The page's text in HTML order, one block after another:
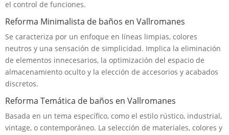
el control de funciones.
Reforma Minimalista de baños en Vallromanes
Se caracteriza por un enfoque en líneas limpias, colores
neutros y una sensación de simplicidad. Implica la eliminación
de elementos innecesarios, la optimización del espacio de
almacenamiento oculto y la elección de accesorios y acabados
discretos.
Reforma Temática de baños en Vallromanes
Basada en un tema específico, como el estilo rústico, industrial,
vintage, o contemporáneo. La selección de materiales, colores y